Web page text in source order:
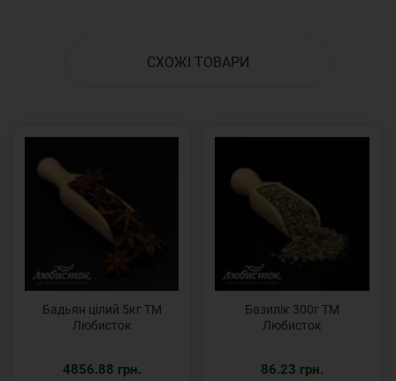
СХОЖІ ТОВАРИ
Бадьян цілий 5кг ТМ
Любисток
4856.88 грн.
Базилік 300г ТМ
Любисток
86.23 грн.